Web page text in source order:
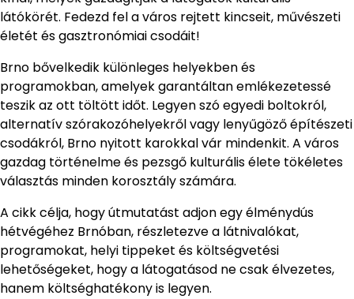
látókörét. Fedezd fel a város rejtett kincseit, művészeti
életét és gasztronómiai csodáit!
Brno bővelkedik különleges helyekben és
programokban, amelyek garantáltan emlékezetessé
teszik az ott töltött időt. Legyen szó egyedi boltokról,
alternatív szórakozóhelyekről vagy lenyűgöző építészeti
csodákról, Brno nyitott karokkal vár mindenkit. A város
gazdag történelme és pezsgő kulturális élete tökéletes
választás minden korosztály számára.
A cikk célja, hogy útmutatást adjon egy élménydús
hétvégéhez Brnóban, részletezve a látnivalókat,
programokat, helyi tippeket és költségvetési
lehetőségeket, hogy a látogatásod ne csak élvezetes,
hanem költséghatékony is legyen.